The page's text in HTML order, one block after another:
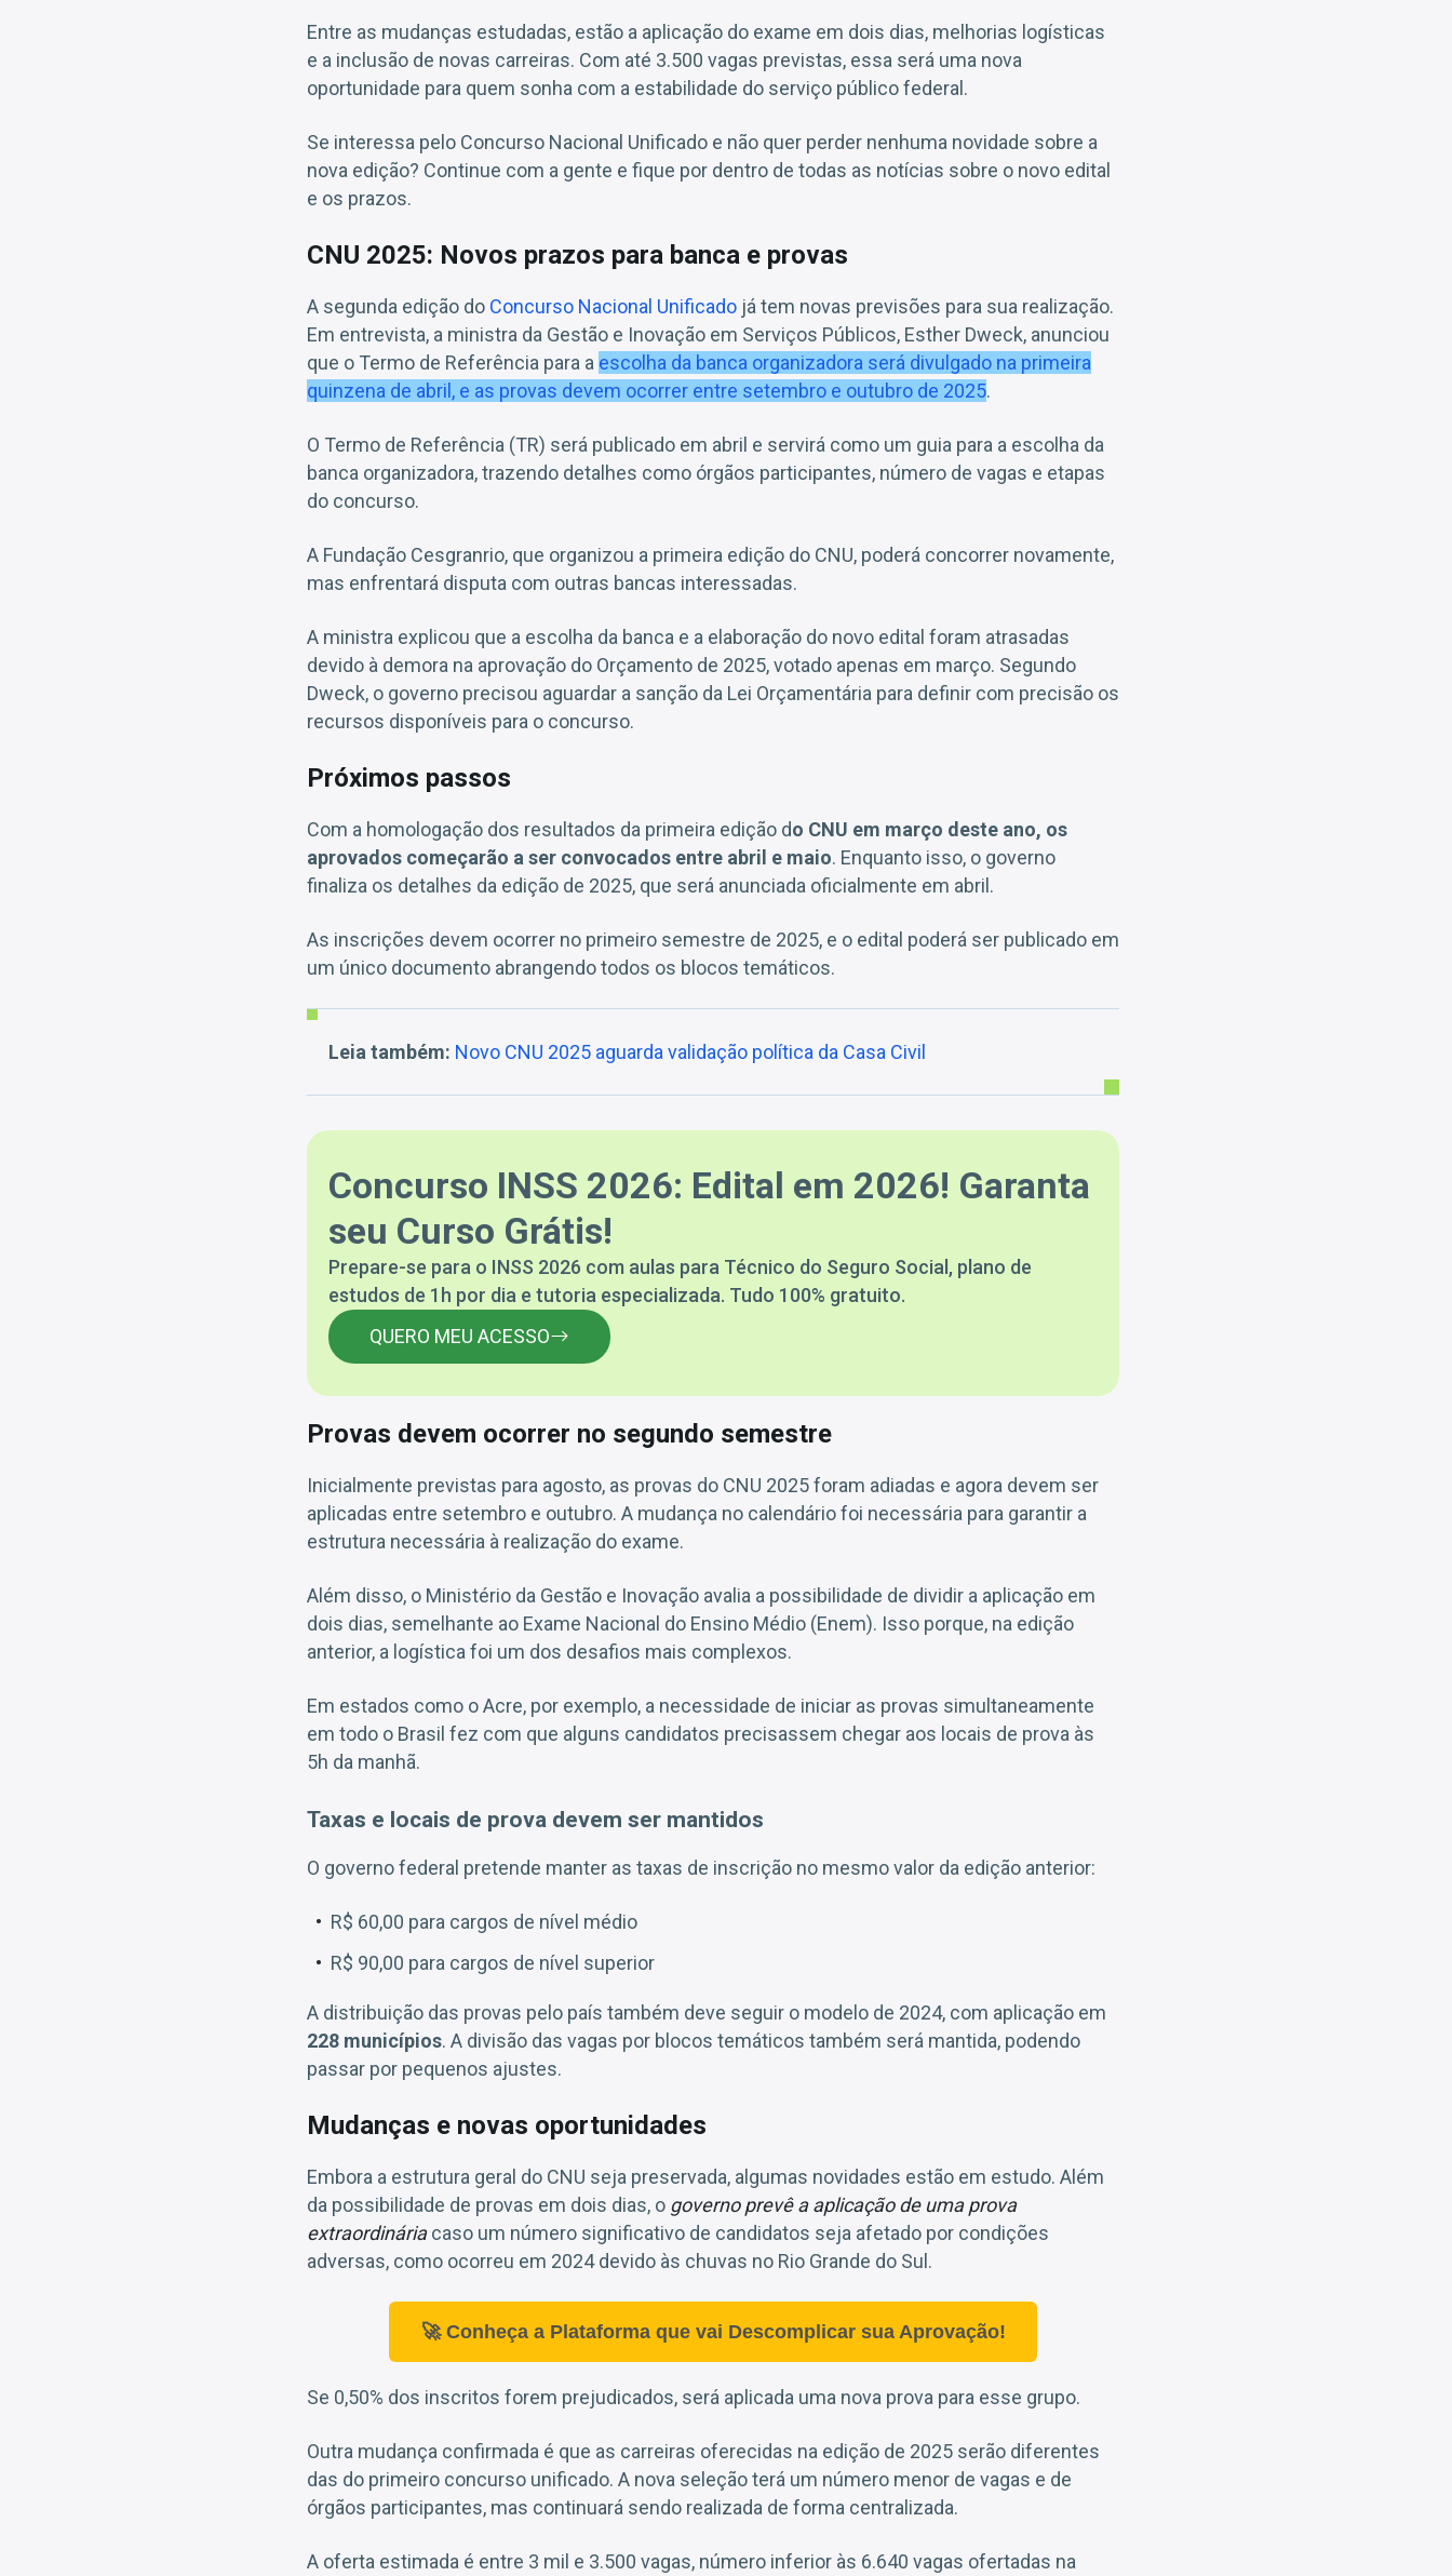
Entre as mudanças estudadas, estão a aplicação do exame em dois dias, melhorias logísticas
e a inclusão de novas carreiras. Com até 3.500 vagas previstas, essa será uma nova
oportunidade para quem sonha com a estabilidade do serviço público federal.
Se interessa pelo Concurso Nacional Unificado e não quer perder nenhuma novidade sobre a
nova edição? Continue com a gente e fique por dentro de todas as notícias sobre o novo edital
e os prazos.
CNU 2025: Novos prazos para banca e provas
A segunda edição do Concurso Nacional Unificado já tem novas previsões para sua realização.
Em entrevista, a ministra da Gestão e Inovação em Serviços Públicos, Esther Dweck, anunciou
que o Termo de Referência para a escolha da banca organizadora será divulgado na primeira
quinzena de abril, e as provas devem ocorrer entre setembro e outubro de 2025.
O Termo de Referência (TR) será publicado em abril e servirá como um guia para a escolha da
banca organizadora, trazendo detalhes como órgãos participantes, número de vagas e etapas
do concurso.
A Fundação Cesgranrio, que organizou a primeira edição do CNU, poderá concorrer novamente,
mas enfrentará disputa com outras bancas interessadas.
A ministra explicou que a escolha da banca e a elaboração do novo edital foram atrasadas
devido à demora na aprovação do Orçamento de 2025, votado apenas em março. Segundo
Dweck, o governo precisou aguardar a sanção da Lei Orçamentária para definir com precisão os
recursos disponíveis para o concurso.
Próximos passos
Com a homologação dos resultados da primeira edição do CNU em março deste ano, os
aprovados começarão a ser convocados entre abril e maio. Enquanto isso, o governo
finaliza os detalhes da edição de 2025, que será anunciada oficialmente em abril.
As inscrições devem ocorrer no primeiro semestre de 2025, e o edital poderá ser publicado em
um único documento abrangendo todos os blocos temáticos.
Leia também: Novo CNU 2025 aguarda validação política da Casa Civil
Concurso INSS 2026: Edital em 2026! Garanta
seu Curso Grátis!
Prepare-se para o INSS 2026 com aulas para Técnico do Seguro Social, plano de
estudos de 1h por dia e tutoria especializada. Tudo 100% gratuito.
QUERO MEU ACESSO
Provas devem ocorrer no segundo semestre
Inicialmente previstas para agosto, as provas do CNU 2025 foram adiadas e agora devem ser
aplicadas entre setembro e outubro. A mudança no calendário foi necessária para garantir a
estrutura necessária à realização do exame.
Além disso, o Ministério da Gestão e Inovação avalia a possibilidade de dividir a aplicação em
dois dias, semelhante ao Exame Nacional do Ensino Médio (Enem). Isso porque, na edição
anterior, a logística foi um dos desafios mais complexos.
Em estados como o Acre, por exemplo, a necessidade de iniciar as provas simultaneamente
em todo o Brasil fez com que alguns candidatos precisassem chegar aos locais de prova às
5h da manhã.
Taxas e locais de prova devem ser mantidos
O governo federal pretende manter as taxas de inscrição no mesmo valor da edição anterior:
R$ 60,00 para cargos de nível médio
R$ 90,00 para cargos de nível superior
A distribuição das provas pelo país também deve seguir o modelo de 2024, com aplicação em
228 municípios. A divisão das vagas por blocos temáticos também será mantida, podendo
passar por pequenos ajustes.
Mudanças e novas oportunidades
Embora a estrutura geral do CNU seja preservada, algumas novidades estão em estudo. Além
da possibilidade de provas em dois dias, o governo prevê a aplicação de uma prova
extraordináriacaso um número significativo de candidatos seja afetado por condições
adversas, como ocorreu em 2024 devido às chuvas no Rio Grande do Sul.
🚀 Conheça a Plataforma que vai Descomplicar sua Aprovação!
Se 0,50% dos inscritos forem prejudicados, será aplicada uma nova prova para esse grupo.
Outra mudança confirmada é que as carreiras oferecidas na edição de 2025 serão diferentes
das do primeiro concurso unificado. A nova seleção terá um número menor de vagas e de
órgãos participantes, mas continuará sendo realizada de forma centralizada.
A oferta estimada é entre 3 mil e 3.500 vagas, número inferior às 6.640 vagas ofertadas na